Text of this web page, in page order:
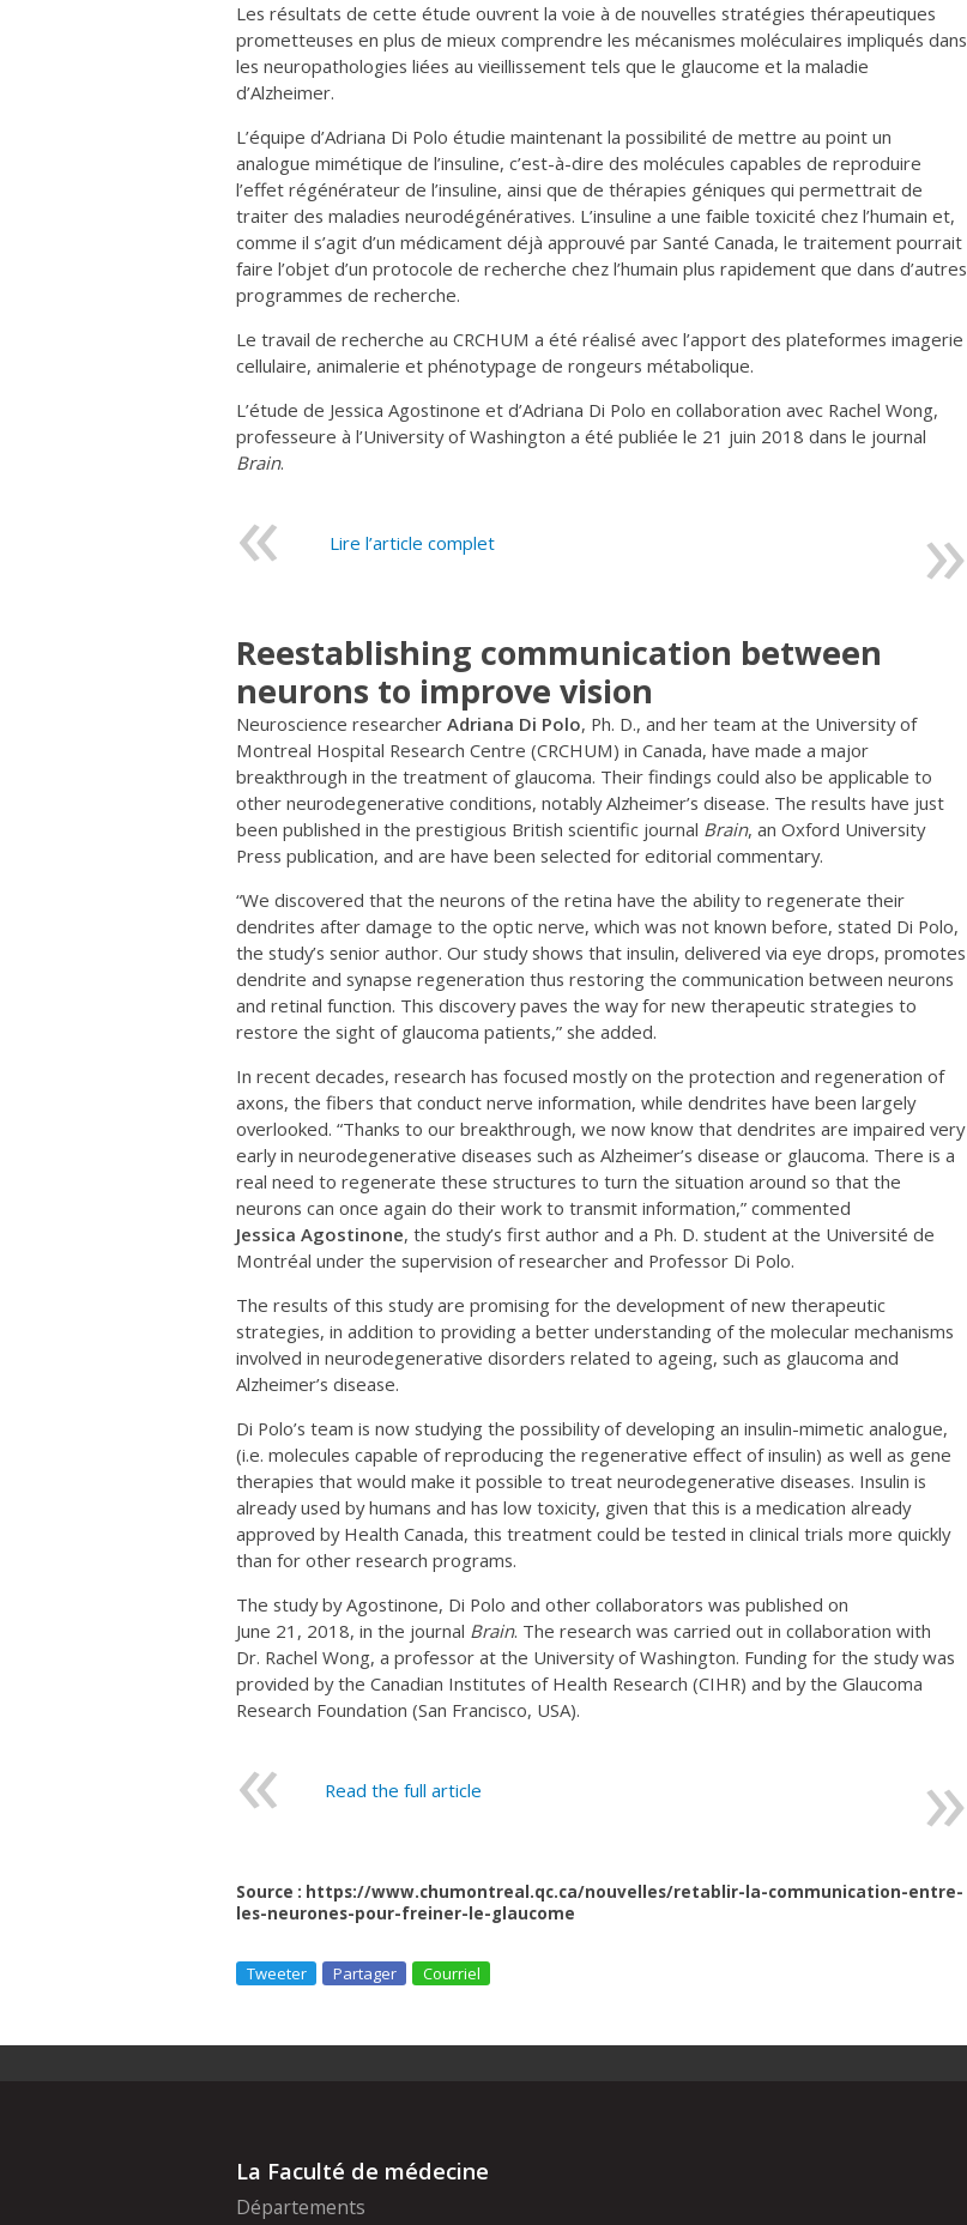
Les résultats de cette étude ouvrent la voie à de nouvelles stratégies thérapeutiques
prometteuses en plus de mieux comprendre les mécanismes moléculaires impliqués dans
les neuropathologies liées au vieillissement tels que le glaucome et la maladie
d’Alzheimer.
L’équipe d’Adriana Di Polo étudie maintenant la possibilité de mettre au point un
analogue mimétique de l’insuline, c’est-à-dire des molécules capables de reproduire
l’effet régénérateur de l’insuline, ainsi que de thérapies géniques qui permettrait de
traiter des maladies neurodégénératives. L’insuline a une faible toxicité chez l’humain et,
comme il s’agit d’un médicament déjà approuvé par Santé Canada, le traitement pourrait
faire l’objet d’un protocole de recherche chez l’humain plus rapidement que dans d’autres
programmes de recherche.
Le travail de recherche au CRCHUM a été réalisé avec l’apport des plateformes imagerie
cellulaire, animalerie et phénotypage de rongeurs métabolique.
L’étude de Jessica Agostinone et d’Adriana Di Polo en collaboration avec Rachel Wong,
professeure à l’University of Washington a été publiée le 21 juin 2018 dans le journal
Brain.
Lire l’article complet
Reestablishing communication between
neurons to improve vision
Neuroscience researcher Adriana Di Polo, Ph. D., and her team at the University of
Montreal Hospital Research Centre (CRCHUM) in Canada, have made a major
breakthrough in the treatment of glaucoma. Their findings could also be applicable to
other neurodegenerative conditions, notably Alzheimer’s disease. The results have just
been published in the prestigious British scientific journal Brain, an Oxford University
Press publication, and are have been selected for editorial commentary.
“We discovered that the neurons of the retina have the ability to regenerate their
dendrites after damage to the optic nerve, which was not known before, stated Di Polo,
the study’s senior author. Our study shows that insulin, delivered via eye drops, promotes
dendrite and synapse regeneration thus restoring the communication between neurons
and retinal function. This discovery paves the way for new therapeutic strategies to
restore the sight of glaucoma patients,” she added.
In recent decades, research has focused mostly on the protection and regeneration of
axons, the fibers that conduct nerve information, while dendrites have been largely
overlooked. “Thanks to our breakthrough, we now know that dendrites are impaired very
early in neurodegenerative diseases such as Alzheimer’s disease or glaucoma. There is a
real need to regenerate these structures to turn the situation around so that the
neurons can once again do their work to transmit information,” commented
Jessica Agostinone, the study’s first author and a Ph. D. student at the Université de
Montréal under the supervision of researcher and Professor Di Polo.
The results of this study are promising for the development of new therapeutic
strategies, in addition to providing a better understanding of the molecular mechanisms
involved in neurodegenerative disorders related to ageing, such as glaucoma and
Alzheimer’s disease.
Di Polo’s team is now studying the possibility of developing an insulin-mimetic analogue,
(i.e. molecules capable of reproducing the regenerative effect of insulin) as well as gene
therapies that would make it possible to treat neurodegenerative diseases. Insulin is
already used by humans and has low toxicity, given that this is a medication already
approved by Health Canada, this treatment could be tested in clinical trials more quickly
than for other research programs.
The study by Agostinone, Di Polo and other collaborators was published on
June 21, 2018, in the journal Brain. The research was carried out in collaboration with
Dr. Rachel Wong, a professor at the University of Washington. Funding for the study was
provided by the Canadian Institutes of Health Research (CIHR) and by the Glaucoma
Research Foundation (San Francisco, USA).
Read the full article
Source : https://www.chumontreal.qc.ca/nouvelles/retablir-la-communication-entre-
les-neurones-pour-freiner-le-glaucome
Tweeter Partager Courriel
La Faculté de médecine
Départements